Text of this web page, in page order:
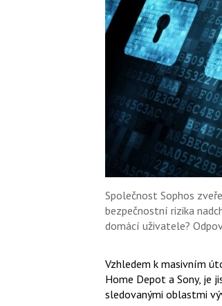
Společnost Sophos
bezpečnostní rizika
domácí uživatele?
Vzhledem k masivním
Home Depot a Sony, je
sledovanými oblastmi